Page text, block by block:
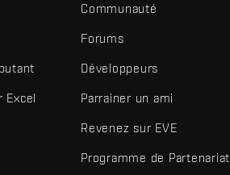
Excel
Communauté
Forums
Développeurs
Parrainer un ami
Revenez sur EVE
Programme de Partenariat